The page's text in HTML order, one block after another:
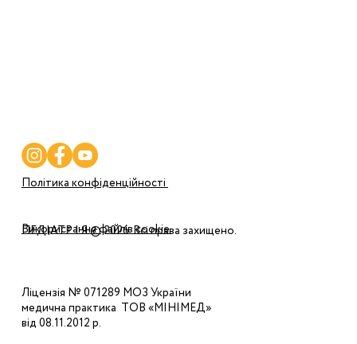
ПЕДІАТР І Я © 2026. Всі права захищено.
Політика конфіденційності
Використання файлів cookie
Ліцензія № 071289 МОЗ України
медична практика ТОВ «МІНІМЕД»
від 08.11.2012 р.